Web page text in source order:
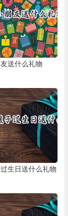
送什么礼物
生日送什么礼物